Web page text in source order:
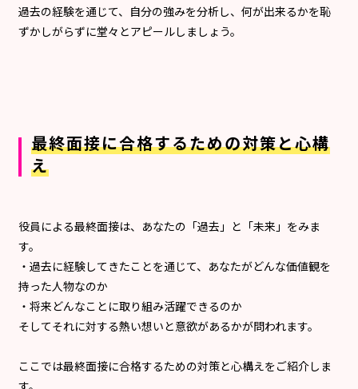
過去の経験を通じて、自分の強みを分析し、何が出来るかを恥
ずかしがらずに堂々とアピールしましょう。
最終面接に合格するための対策と心構
え
役員による最終面接は、あなたの「過去」と「未来」をみま
す。
・過去に経験してきたことを通じて、あなたがどんな価値観を
持った人物なのか
・将来どんなことに取り組み活躍できるのか
そしてそれに対する熱い想いと意欲があるかが問われます。
ここでは最終面接に合格するための対策と心構えをご紹介しま
す。